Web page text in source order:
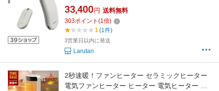
イス センシングキット【RNPK-6T Bluetooth 送
料無料 スマートフォン連動 ペルチェ素子 ネッ
ククーラー ポータブルクーラー 暑さ対策 】
33,400 円 送料無料
303ポイント (1 倍)
1 (1件)
3営業日以内に発送
Larutan
2秒速暖！ファンヒーター セラミックヒーター
電気ファンヒーター ヒーター 電気ヒーター 首